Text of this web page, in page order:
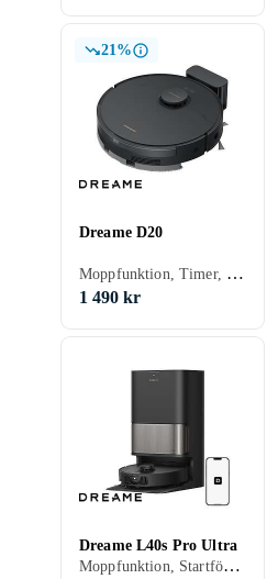
21%
Dreame D20
Moppfunktion, Timer, Röststyrning, Schemaläggning, Trappsensor, Automatisk dockning, Virtuella väggar, Anpassad för husdjur, Appstyrning, Stöder kantrengöring, Dockningsstation, 285 min, 70 dB
1 490 kr
Dreame L40s Pro Ultra
Moppfunktion, Startfördröjning, Timer, Röststyrning, Schemaläggning, Fjärrkontroll, Automatisk dockning, Virtuella väggar, Anpassad för husdjur, Display, Appstyrning, Stöder kantrengöring, Allergivänlig, Brusreducering / Tyst läge, Automatisk mopptorkning, Dockningsstation, 180 min, Hårda golv, Mattor, Kakel, Linoleum, Laminat, Parkett, Trä, Vinyl, 74 dB, Självtömmande